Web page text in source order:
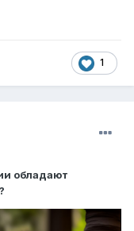
1
обладают